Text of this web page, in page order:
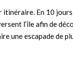
itinéraire. En 10
l’île afin de
une escapade de